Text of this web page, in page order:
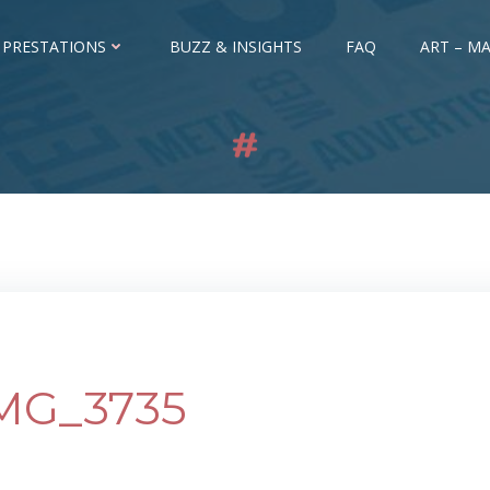
BUZZ & INSIGHTS FAQ ART –